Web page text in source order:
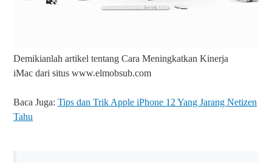
Demikianlah artikel tentang Cara Meningkatkan Kinerja
iMac dari situs www.elmobsub.com
Baca Juga: Tips dan Trik Apple iPhone 12 Yang Jarang Netizen
Tahu